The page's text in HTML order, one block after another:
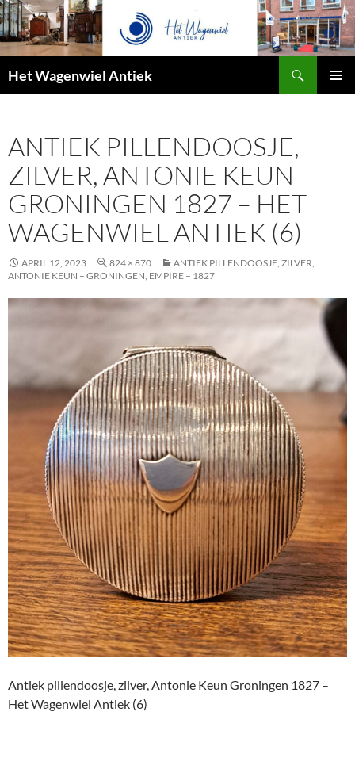
Het Wagenwiel Antiek
ANTIEK PILLENDOOSJE,
ZILVER, ANTONIE KEUN
GRONINGEN 1827 – HET
WAGENWIEL ANTIEK (6)
APRIL 12, 2023 824 × 870
ANTIEK PILLENDOOSJE, ZILVER,
ANTONIE KEUN – GRONINGEN, EMPIRE – 1827
Antiek pillendoosje, zilver, Antonie Keun Groningen 1827 –
Het Wagenwiel Antiek (6)